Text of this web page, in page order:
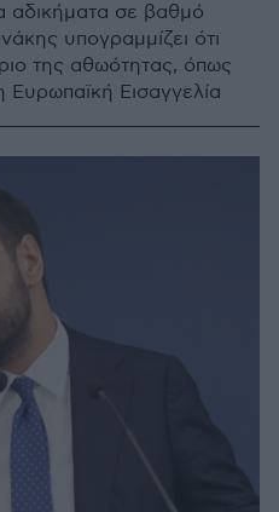
αδικήματα σε βαθμό
υπογραμμίζει ότι
της αθωότητας, όπως
Ευρωπαϊκή Εισαγγελία